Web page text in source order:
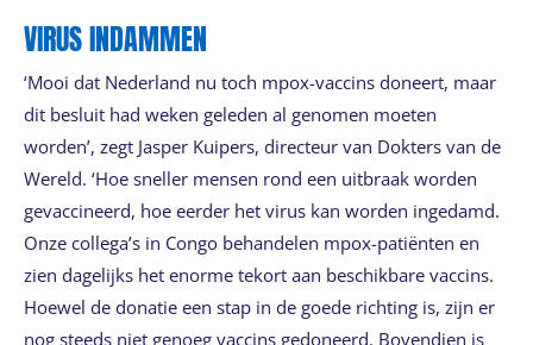
VIRUS INDAMMEN
‘Mooi dat Nederland nu toch mpox-vaccins doneert, maar
dit besluit had weken geleden al genomen moeten
worden’, zegt Jasper Kuipers, directeur van Dokters van de
Wereld. ‘Hoe sneller mensen rond een uitbraak worden
gevaccineerd, hoe eerder het virus kan worden ingedamd.
Onze collega’s in Congo behandelen mpox-patiënten en
zien dagelijks het enorme tekort aan beschikbare vaccins.
Hoewel de donatie een stap in de goede richting is, zijn er
nog steeds niet genoeg vaccins gedoneerd. Bovendien is